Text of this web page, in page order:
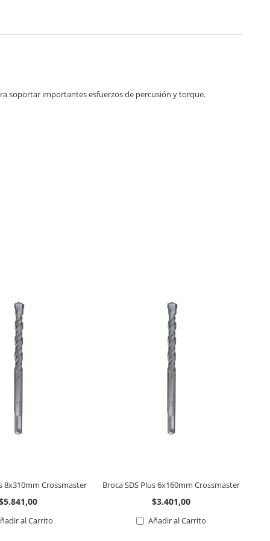
soportar importantes esfuerzos de percusión y torque.
8x310mm Crossmaster
al Carrito
Broca SDS Plus 6x160mm Crossmaster
$3.401,00
Añadir al Carrito